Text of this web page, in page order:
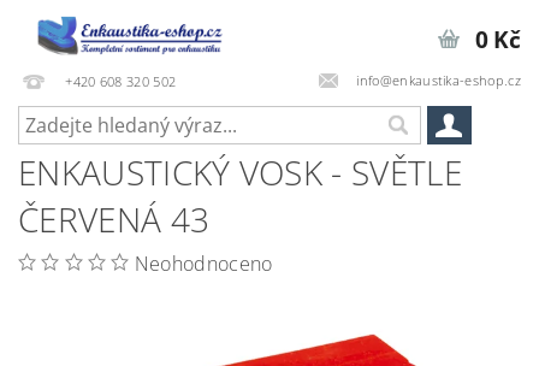
+420 608 320 502 info@enkaustika-eshop.cz
0 Kč
ENKAUSTICKÝ VOSK - SVĚTLE
ČERVENÁ 43
Neohodnoceno